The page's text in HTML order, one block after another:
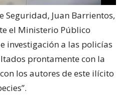
Seguridad, Juan Barrientos,
el Ministerio Público
investigación a las policías
prontamente con la
los autores de este ilícito